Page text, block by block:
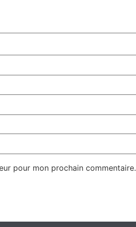
pour mon prochain commentaire.